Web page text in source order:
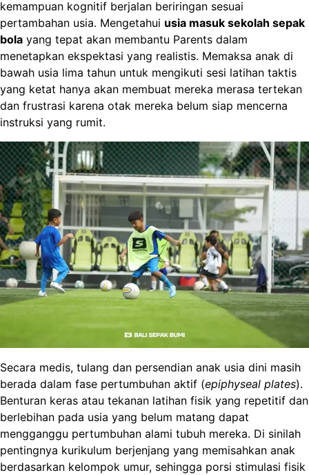
kemampuan kognitif berjalan beriringan sesuai
pertambahan usia. Mengetahui usia masuk sekolah sepak
bola yang tepat akan membantu Parents dalam
menetapkan ekspektasi yang realistis. Memaksa anak di
bawah usia lima tahun untuk mengikuti sesi latihan taktis
yang ketat hanya akan membuat mereka merasa tertekan
dan frustrasi karena otak mereka belum siap mencerna
instruksi yang rumit.
Secara medis, tulang dan persendian anak usia dini masih
berada dalam fase pertumbuhan aktif (epiphyseal plates).
Benturan keras atau tekanan latihan fisik yang repetitif dan
berlebihan pada usia yang belum matang dapat
mengganggu pertumbuhan alami tubuh mereka. Di sinilah
pentingnya kurikulum berjenjang yang memisahkan anak
berdasarkan kelompok umur, sehingga porsi stimulasi fisik